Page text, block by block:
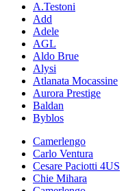
A.Testoni
Add
Adele
AGL
Aldo Brue
Alysi
Atlanata Mocassine
Aurora Prestige
Baldan
Byblos
Camerlengo
Carlo Ventura
Cesare Paciotti 4US
Chie Mihara